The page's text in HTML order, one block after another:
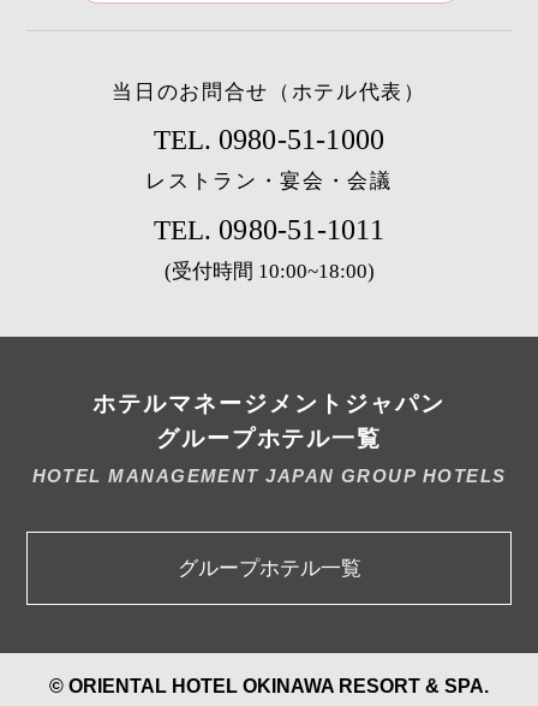
当日のお問合せ（ホテル代表）
TEL. 0980-51-1000
レストラン・宴会・会議
TEL. 0980-51-1011
(受付時間 10:00~18:00)
ホテルマネージメントジャパン
グループホテル一覧
HOTEL MANAGEMENT JAPAN GROUP HOTELS
グループホテル一覧
© ORIENTAL HOTEL OKINAWA RESORT & SPA.